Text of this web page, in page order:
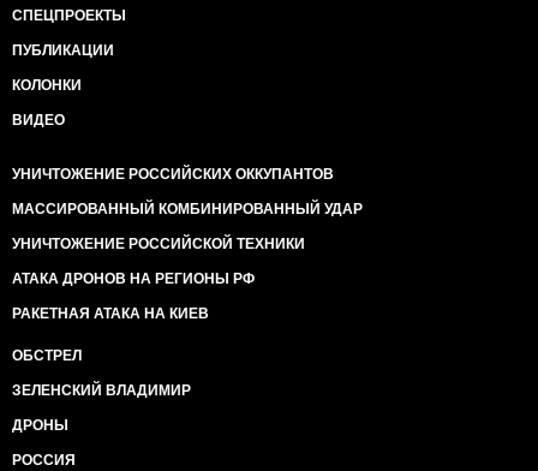
СПЕЦПРОЕКТЫ
ПУБЛИКАЦИИ
КОЛОНКИ
ВИДЕО
УНИЧТОЖЕНИЕ РОССИЙСКИХ ОККУПАНТОВ
МАССИРОВАННЫЙ КОМБИНИРОВАННЫЙ УДАР
УНИЧТОЖЕНИЕ РОССИЙСКОЙ ТЕХНИКИ
АТАКА ДРОНОВ НА РЕГИОНЫ РФ
РАКЕТНАЯ АТАКА НА КИЕВ
ОБСТРЕЛ
ЗЕЛЕНСКИЙ ВЛАДИМИР
ДРОНЫ
РОССИЯ